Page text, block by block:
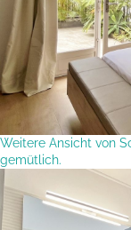
Weitere Ansicht von
gemütlich.